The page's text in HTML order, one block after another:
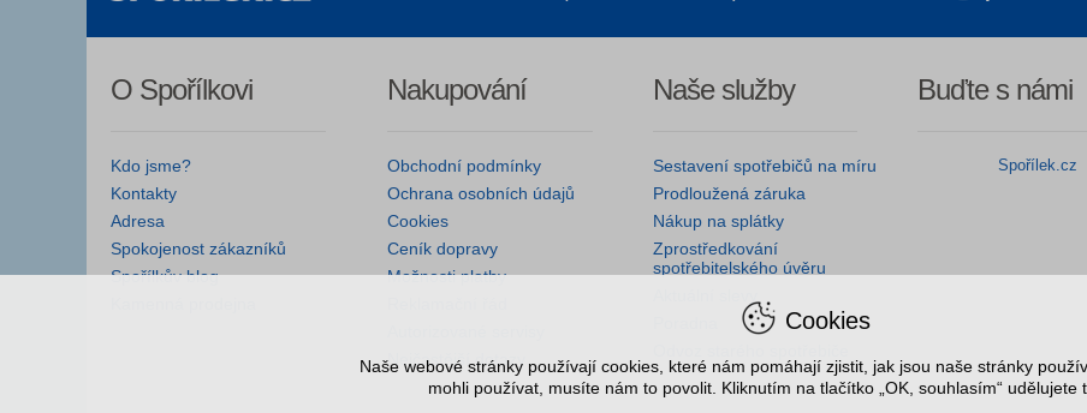
O Spořílkovi
Kdo jsme?
Kontakty
Adresa
Spokojenost zákazníků
Spořílkův blog
Nakupování
Obchodní podmínky
Ochrana osobních údajů
Cookies
Ceník dopravy
Možnosti platby
Nejčastější dotazy
Naše služby
Sestavení spotřebičů na míru
Prodloužená záruka
Nákup na splátky
Zprostředkování
spotřebitelského úvěru
Buďte s námi
Spořílek.cz
Cookies
Naše webové stránky používají cookies, které nám pomáhají zjistit, jak jsou naše stránky
mohli používat, musíte nám to povolit. Kliknutím na tlačítko „OK, souhlasím“ udělujete